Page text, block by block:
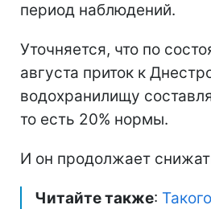
период наблюдений.
Уточняется, что по
августа приток к
водохранилищу
то есть 20% нормы.
И он продолжает
Читайте также: